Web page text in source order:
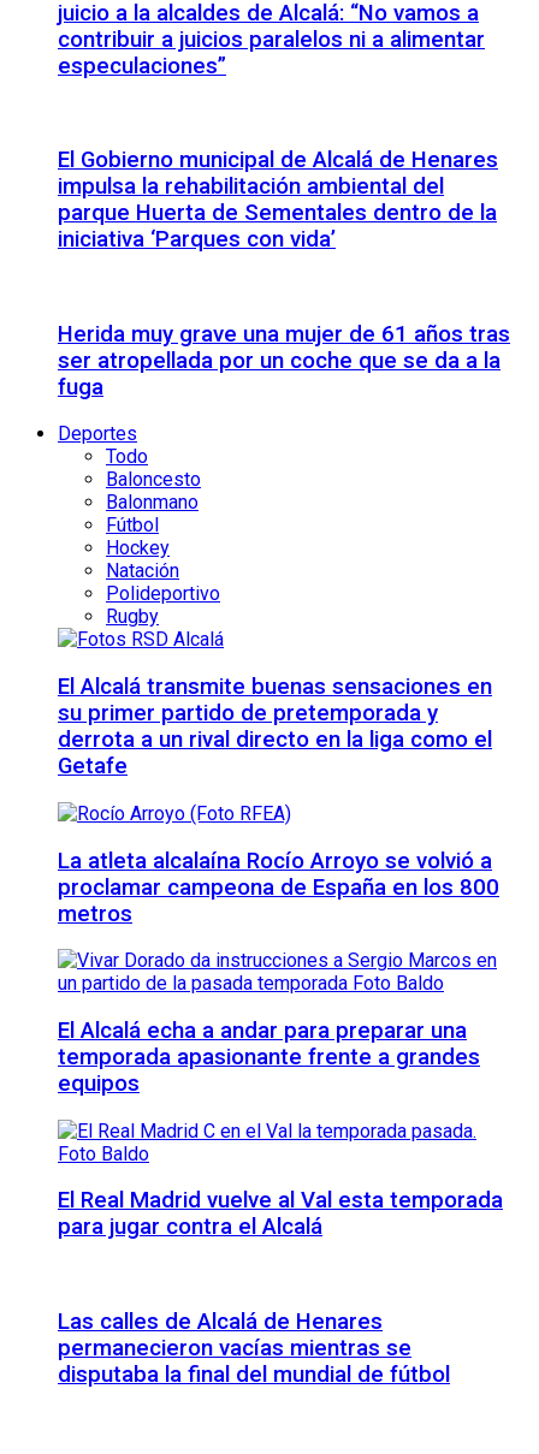
juicio a la alcaldes de Alcalá: “No vamos a
contribuir a juicios paralelos ni a alimentar
especulaciones”
El Gobierno municipal de Alcalá de Henares
impulsa la rehabilitación ambiental del
parque Huerta de Sementales dentro de la
iniciativa ‘Parques con vida’
Herida muy grave una mujer de 61 años tras
ser atropellada por un coche que se da a la
fuga
Deportes
Todo
Baloncesto
Balonmano
Fútbol
Hockey
Natación
Polideportivo
Rugby
El Alcalá transmite buenas sensaciones en
su primer partido de pretemporada y
derrota a un rival directo en la liga como el
Getafe
La atleta alcalaína Rocío Arroyo se volvió a
proclamar campeona de España en los 800
metros
El Alcalá echa a andar para preparar una
temporada apasionante frente a grandes
equipos
El Real Madrid vuelve al Val esta temporada
para jugar contra el Alcalá
Las calles de Alcalá de Henares
permanecieron vacías mientras se
disputaba la final del mundial de fútbol